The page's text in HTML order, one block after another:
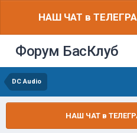
НАШ ЧАТ в
Форум БасКлуб
DC Audio
НАШ ЧАТ в